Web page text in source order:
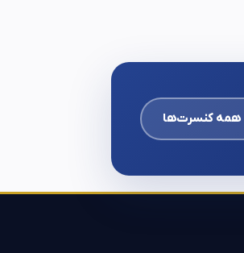
همه کنسرت‌ها